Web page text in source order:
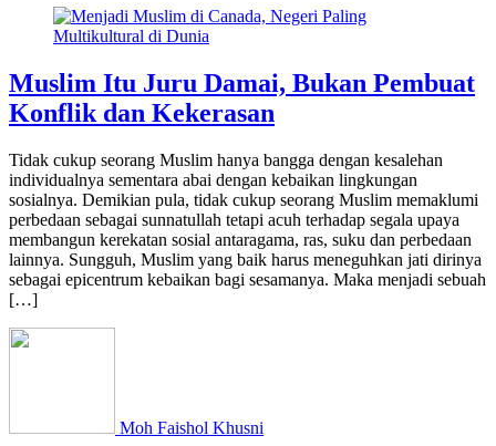
Muslim Itu Juru Damai, Bukan Pembuat
Konflik dan Kekerasan
Tidak cukup seorang Muslim hanya bangga dengan kesalehan
individualnya sementara abai dengan kebaikan lingkungan
sosialnya. Demikian pula, tidak cukup seorang Muslim memaklumi
perbedaan sebagai sunnatullah tetapi acuh terhadap segala upaya
membangun kerekatan sosial antaragama, ras, suku dan perbedaan
lainnya. Sungguh, Muslim yang baik harus meneguhkan jati dirinya
sebagai epicentrum kebaikan bagi sesamanya. Maka menjadi sebuah
[…]
Moh Faishol Khusni